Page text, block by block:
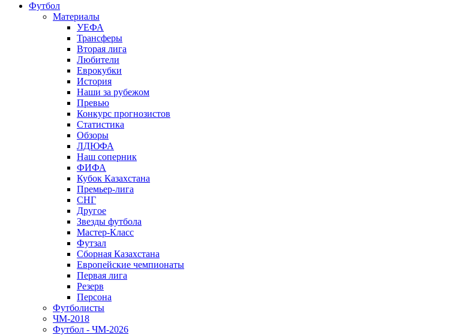
Футбол
Материалы
УЕФА
Трансферы
Вторая лига
Любители
Еврокубки
История
Наши за рубежом
Превью
Конкурс прогнозистов
Статистика
Обзоры
ЛДЮФА
Наш соперник
ФИФА
Кубок Казахстана
Премьер-лига
СНГ
Другое
Звезды футбола
Мастер-Класс
Футзал
Сборная Казахстана
Европейские чемпионаты
Первая лига
Резерв
Персона
Футболисты
ЧМ-2018
Футбол - ЧМ-2026